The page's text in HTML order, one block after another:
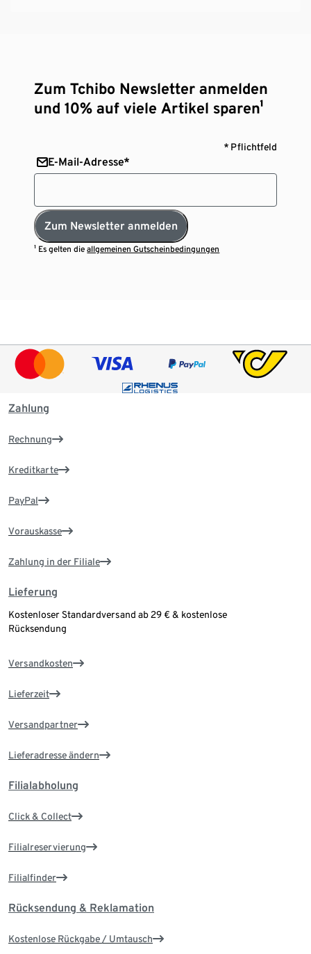
Zum Tchibo Newsletter anmelden
und 10% auf viele Artikel sparen¹
* Pflichtfeld
E-Mail-Adresse*
Zum Newsletter anmelden
¹ Es gelten dieallgemeinen Gutscheinbedingungen
Zahlung
Rechnung
Kreditkarte
PayPal
Vorauskasse
Zahlung in der Filiale
Lieferung
Kostenloser Standardversand ab 29 € & kostenlose
Rücksendung
Versandkosten
Lieferzeit
Versandpartner
Lieferadresse ändern
Filialabholung
Click & Collect
Filialreservierung
Filialfinder
Rücksendung & Reklamation
Kostenlose Rückgabe / Umtausch